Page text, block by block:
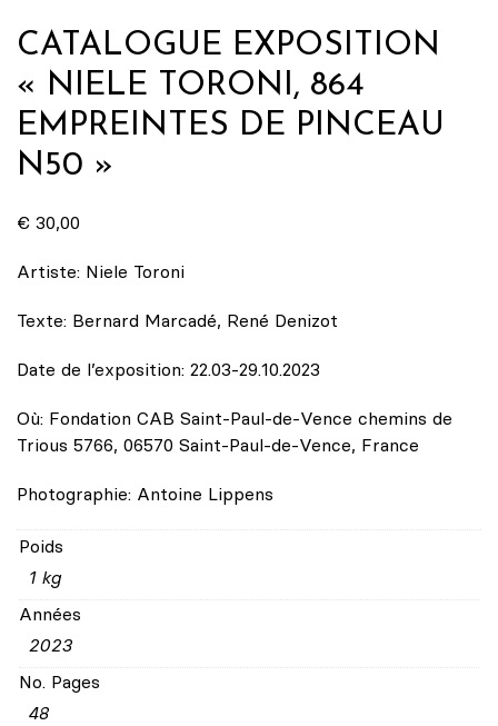
CATALOGUE EXPOSITION
« NIELE TORONI, 864
EMPREINTES DE PINCEAU
N50 »
€ 30,00
Artiste: Niele Toroni
Texte: Bernard Marcadé, René Denizot
Date de l’exposition: 22.03-29.10.2023
Où: Fondation CAB Saint-Paul-de-Vence chemins de
Trious 5766, 06570 Saint-Paul-de-Vence, France
Photographie: Antoine Lippens
Poids
1 kg
Années
2023
No. Pages
48